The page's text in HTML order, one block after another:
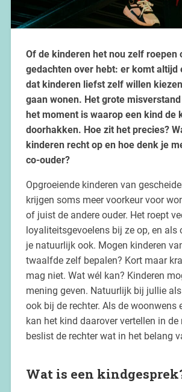
Of de kinderen het nou zelf roepen
gedachten over hebt: er komt altijd
dat kinderen liefst zelf willen
gaan wonen. Het grote
het moment is waarop een kind de
doorhakken. Hoe zit het precies?
kinderen recht op en hoe denk je
co-ouder?
Opgroeiende kinderen van
krijgen soms meer voorkeur voor
of juist de andere ouder. Het roept
loyaliteitsgevoelens bij ze op, en als
je natuurlijk ook. Mogen kinderen
twaalfde zelf bepalen? Kort maar
mag niet. Wat wél kan? Kinderen
mening geven. Natuurlijk bij jullie
ook bij de rechter. Als de woonwens
kan het kind daarover vertellen in de
beslist de rechter wat in het belang
Wat is een